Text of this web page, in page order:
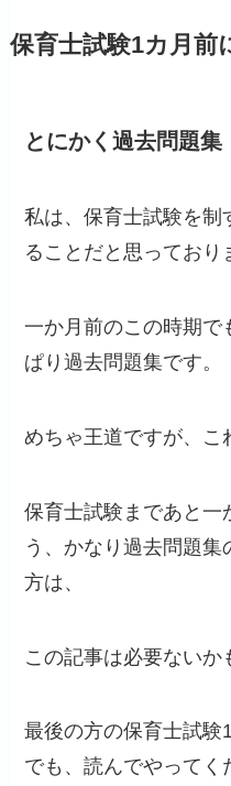
保育士試験1カ月前
とにかく過去問題集
私は、保育士試験を制
ることだと思っており
一か月前のこの時期で
ぱり過去問題集です。
めちゃ王道ですが、こ
保育士試験まであと一
う、かなり過去問題集
方は、
この記事は必要ないか
最後の方の保育士試験
でも、読んでやってく